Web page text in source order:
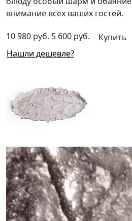
внимание всех ваших гостей.
10 980 руб. 5 600 руб.
Купить
Нашли дешевле?